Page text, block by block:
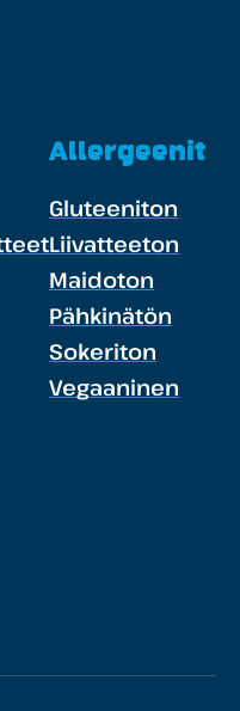
Allergeenit
Gluteeniton
Liivatteeton
Maidoton
Pähkinätön
Sokeriton
Vegaaninen